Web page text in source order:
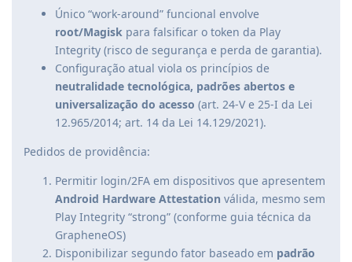
Único “work-around” funcional envolve
root/Magisk para falsificar o token da Play
Integrity (risco de segurança e perda de garantia).
Configuração atual viola os princípios de
neutralidade tecnológica, padrões abertos e
universalização do acesso (art. 24-V e 25-I da Lei
12.965/2014; art. 14 da Lei 14.129/2021).
Pedidos de providência:
Permitir login/2FA em dispositivos que apresentem
Android Hardware Attestation válida, mesmo sem
Play Integrity “strong” (conforme guia técnica da
GrapheneOS)
Disponibilizar segundo fator baseado em padrão